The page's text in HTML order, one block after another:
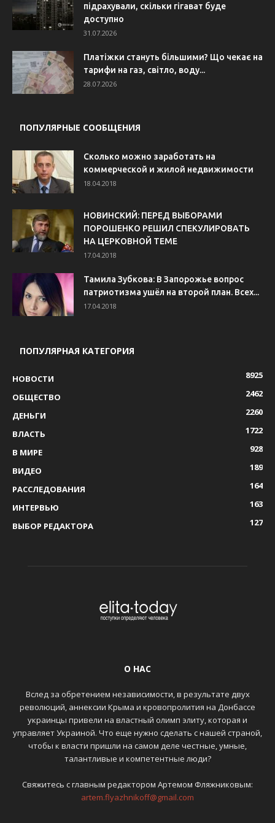
підрахували, скільки гігават буде
доступно
31.07.2026
Платіжки стануть більшими? Що чекає на
тарифи на газ, світло, воду...
28.07.2026
ПОПУЛЯРНЫЕ СООБЩЕНИЯ
Сколько можно заработать на
коммерческой и жилой недвижимости
18.04.2018
НОВИНСКИЙ: ПЕРЕД ВЫБОРАМИ
ПОРОШЕНКО РЕШИЛ СПЕКУЛИРОВАТЬ
НА ЦЕРКОВНОЙ ТЕМЕ
17.04.2018
Тамила Зубкова: В Запорожье вопрос
патриотизма ушёл на второй план. Всех...
17.04.2018
ПОПУЛЯРНАЯ КАТЕГОРИЯ
НОВОСТИ
8925
ОБЩЕСТВО
2462
ДЕНЬГИ
2260
ВЛАСТЬ
1722
В МИРЕ
928
ВИДЕО
189
РАССЛЕДОВАНИЯ
164
ИНТЕРВЬЮ
163
ВЫБОР РЕДАКТОРА
127
О НАС
Вслед за обретением независимости, в результате двух
революций, аннексии Крыма и кровопролития на Донбассе
украинцы привели на властный олимп элиту, которая и
управляет Украиной. Что еще нужно сделать с нашей страной,
чтобы к власти пришли на самом деле честные, умные,
талантливые и компетентные люди?
Свяжитесь с главным редактором Артемом Фляжниковым:
artem.flyazhnikoff@gmail.com